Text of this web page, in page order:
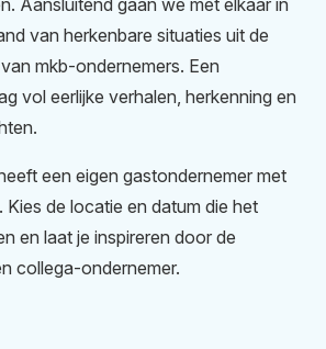
van herkenbare situaties uit de
mkb-ondernemers. Een
vol eerlijke verhalen, herkenning en
een eigen gastondernemer met
Kies de locatie en datum die het
en laat je inspireren door de
collega-ondernemer.